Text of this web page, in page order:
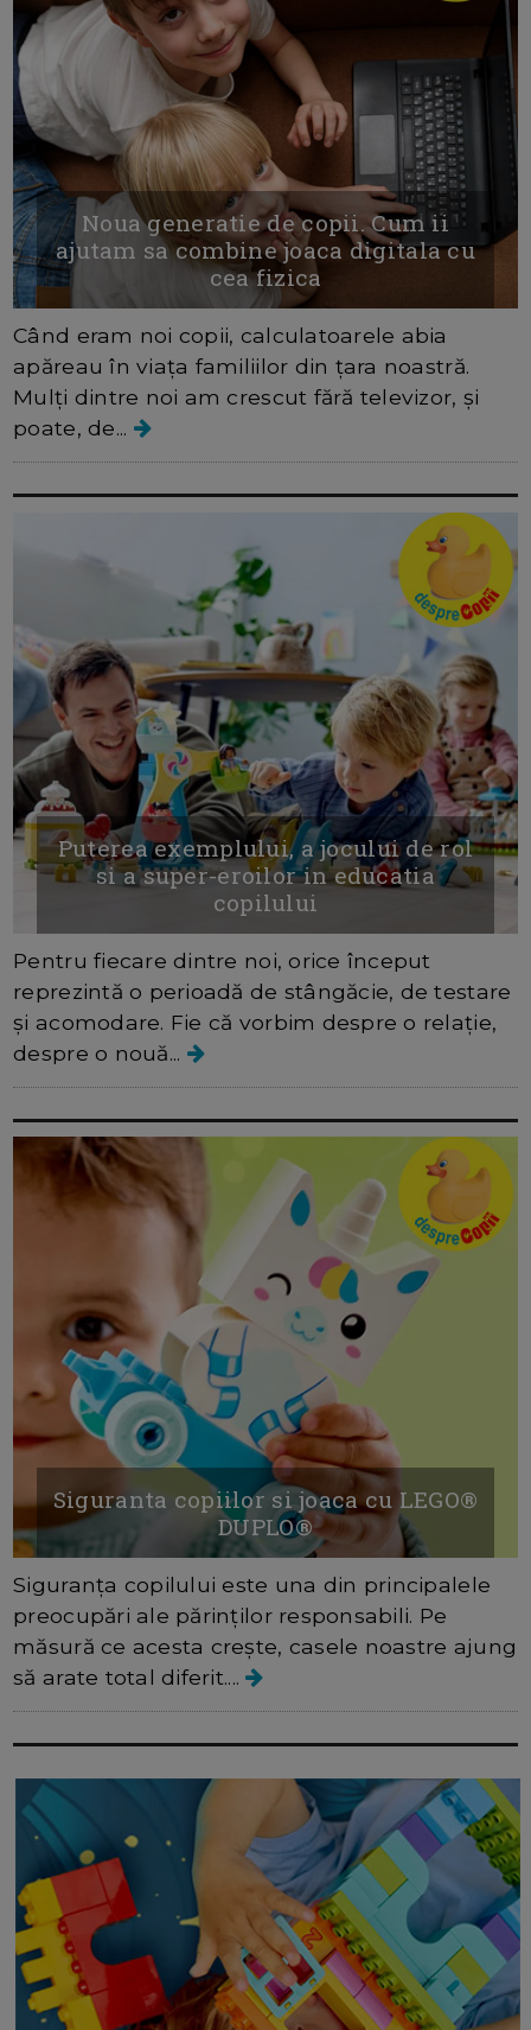
Noua generatie de copii. Cum ii
ajutam sa combine joaca digitala cu
cea fizica
Când eram noi copii, calculatoarele abia
apăreau în viața familiilor din țara noastră.
Mulți dintre noi am crescut fără televizor, și
poate, de...
Puterea exemplului, a jocului de rol
si a super-eroilor in educatia
copilului
Pentru fiecare dintre noi, orice început
reprezintă o perioadă de stângăcie, de testare
și acomodare. Fie că vorbim despre o relație,
despre o nouă...
Siguranta copiilor si joaca cu LEGO®
DUPLO®
Siguranța copilului este una din principalele
preocupări ale părinților responsabili. Pe
măsură ce acesta crește, casele noastre ajung
să arate total diferit....